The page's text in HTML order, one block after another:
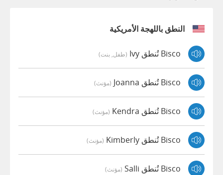
النطق باللهجة الأمريكية
Bisco تُنطق Ivy (طفل, بنت)
Bisco تُنطق Joanna (مؤنث)
Bisco تُنطق Kendra (مؤنث)
Bisco تُنطق Kimberly (مؤنث)
Bisco تُنطق Salli (مؤنث)